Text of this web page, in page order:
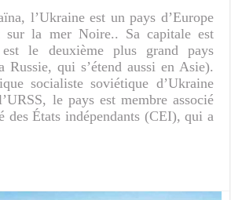
l’Ukraine est un pays d’Europe
sur la mer Noire.. Sa capitale est
le deuxième plus grand pays
Russie, qui s’étend aussi en Asie).
socialiste soviétique d’Ukraine
le pays est membre associé
des États indépendants (CEI), qui a